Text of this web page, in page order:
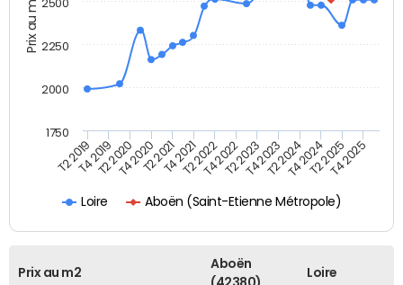
Prix au m2
Loire Aboën (Saint-Etienne Métropole)
T2 2019T4 2019T2 2020T4 2020T2 2021T4 2021T2 2022T4 2022T2 2023T4 2023T2 2024T4 2024T2 2025T4 2025
2000
1750
2250
2500
Prix au m2
Aboën
(42380)
Loire